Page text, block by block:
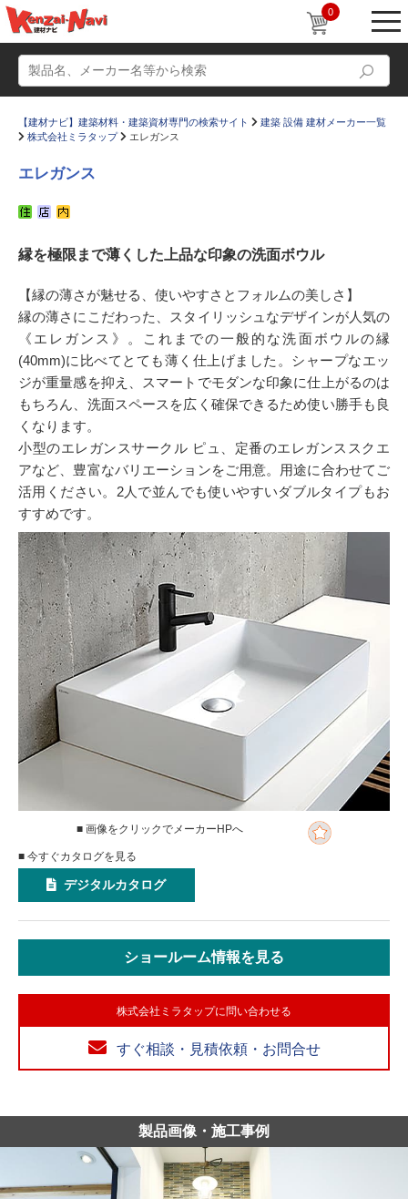
0
かたなび コラム
すまいリング 設計士インタビュー
Q＆A 販売・施工代理店募集
お気に入り
【建材ナビ】建築材料・建築資材専門の検索サイト
建築 設備 建材メーカー一覧
株式会社ミラタップ
エレガンス
エレガンス
縁を極限まで薄くした上品な印象の洗面ボウル
【縁の薄さが魅せる、使いやすさとフォルムの美しさ】
縁の薄さにこだわった、スタイリッシュなデザインが人気の
《エレガンス》。これまでの一般的な洗面ボウルの縁
(40mm)に比べてとても薄く仕上げました。シャープなエッ
ジが重量感を抑え、スマートでモダンな印象に仕上がるのは
もちろん、洗面スペースを広く確保できるため使い勝手も良
くなります。
小型のエレガンスサークル ピュ、定番のエレガンススクエ
アなど、豊富なバリエーションをご用意。用途に合わせてご
活用ください。2人で並んでも使いやすいダブルタイプもお
すすめです。
■ 画像をクリックでメーカーHPへ
■ 今すぐカタログを見る
デジタルカタログ
ショールーム情報を見る
株式会社ミラタップに問い合わせる
すぐ相談・見積依頼・お問合せ
製品画像・施工事例